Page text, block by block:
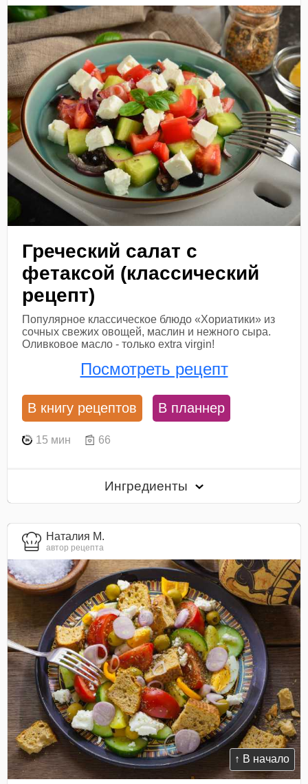
↑ В начало
Греческий салат с
фетаксой (классический
рецепт)
Популярное классическое блюдо «Хориатики» из
сочных свежих овощей, маслин и нежного сыра.
Оливковое масло - только extra virgin!
Посмотреть рецепт
В книгу рецептов В планнер
15 мин 66
Ингредиенты
Наталия М.
автор рецепта